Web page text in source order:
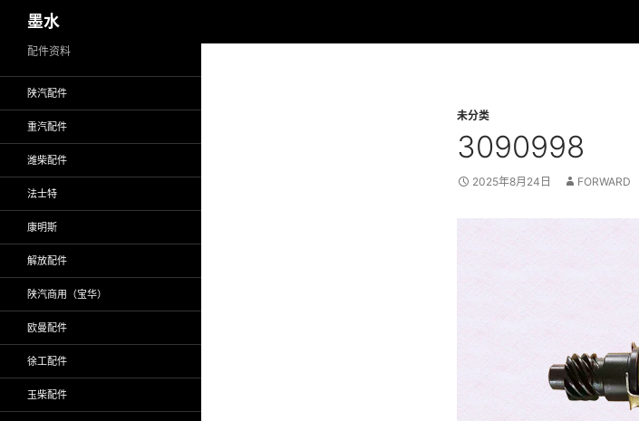
至
墨水
未分类
3090998
2025年8月24日 FORWARD
配件资料
陕汽配件
重汽配件
潍柴配件
法士特
康明斯
解放配件
陕汽商用（宝华）
欧曼配件
徐工配件
玉柴配件